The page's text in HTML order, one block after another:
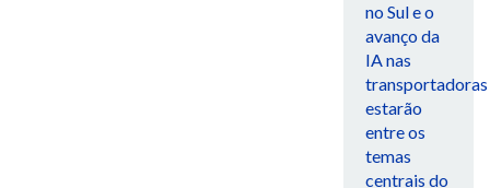
no Sul e o
avanço da
IA nas
transportadoras
estarão
entre os
temas
centrais do